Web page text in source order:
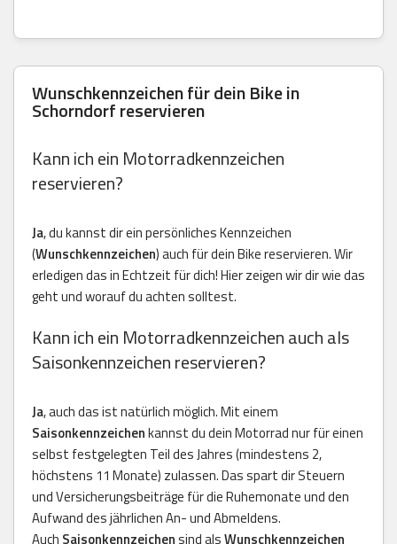
Wunschkennzeichen für dein Bike in
Schorndorf reservieren
Kann ich ein Motorradkennzeichen
reservieren?
Ja, du kannst dir ein persönliches Kennzeichen
(Wunschkennzeichen) auch für dein Bike reservieren. Wir
erledigen das in Echtzeit für dich! Hier zeigen wir dir wie das
geht und worauf du achten solltest.
Kann ich ein Motorradkennzeichen auch als
Saisonkennzeichen reservieren?
Ja, auch das ist natürlich möglich. Mit einem
Saisonkennzeichenkannst du dein Motorrad nur für einen
selbst festgelegten Teil des Jahres (mindestens 2,
höchstens 11 Monate) zulassen. Das spart dir Steuern
und Versicherungsbeiträge für die Ruhemonate und den
Aufwand des jährlichen An- und Abmeldens.
Auch Saisonkennzeichensind alsWunschkennzeichen